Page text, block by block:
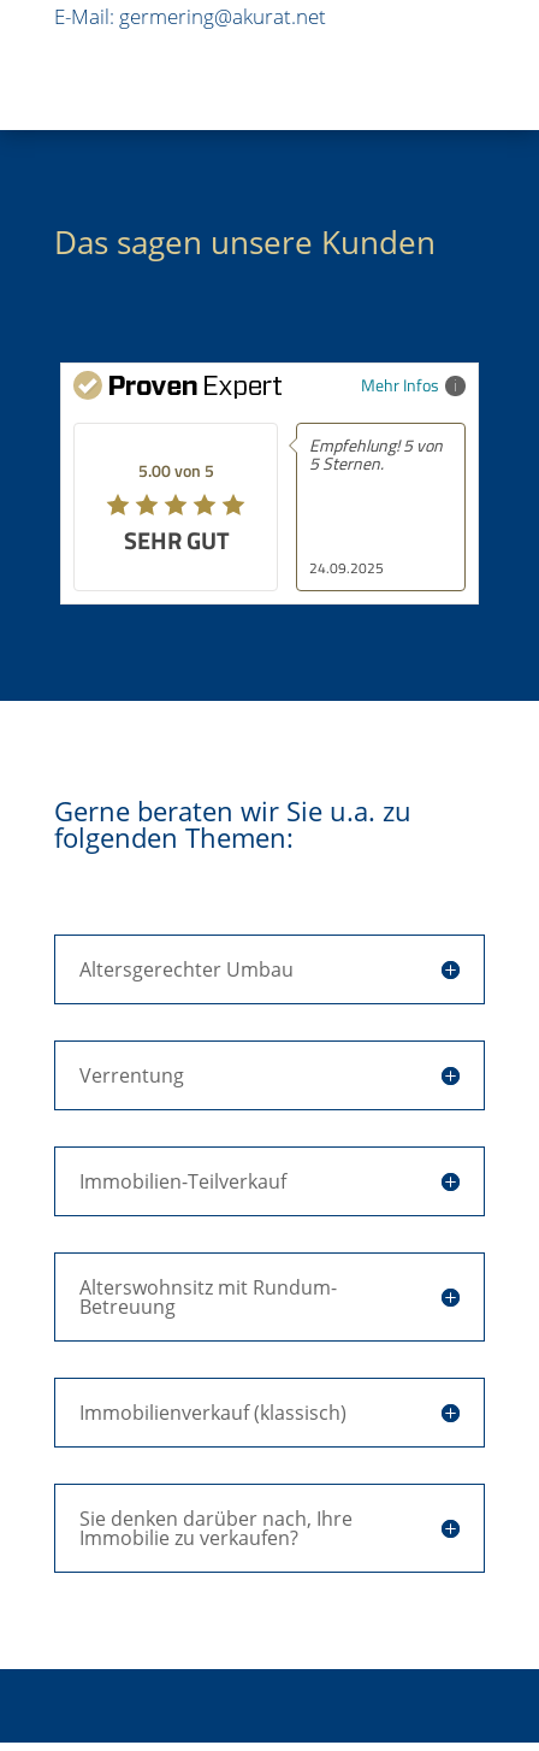
E-Mail: germering@akurat.net
Das sagen unsere Kunden
Mehr Infos
5.00 von 5
SEHR GUT
24.09.2025
Empfehlung! 5 von
5 Sternen.
Gerne beraten wir Sie u.a. zu
folgenden Themen:
Altersgerechter Umbau
Verrentung
Immobilien-Teilverkauf
Alterswohnsitz mit Rundum-
Betreuung
Immobilienverkauf (klassisch)
Sie denken darüber nach, Ihre
Immobilie zu verkaufen?